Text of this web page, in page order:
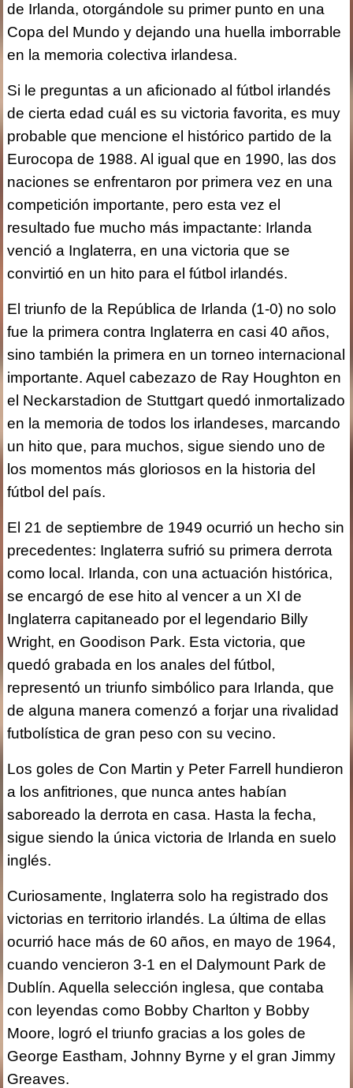
de Irlanda, otorgándole su primer punto en una
Copa del Mundo y dejando una huella imborrable
en la memoria colectiva irlandesa.
Si le preguntas a un aficionado al fútbol irlandés
de cierta edad cuál es su victoria favorita, es muy
probable que mencione el histórico partido de la
Eurocopa de 1988. Al igual que en 1990, las dos
naciones se enfrentaron por primera vez en una
competición importante, pero esta vez el
resultado fue mucho más impactante: Irlanda
venció a Inglaterra, en una victoria que se
convirtió en un hito para el fútbol irlandés.
El triunfo de la República de Irlanda (1-0) no solo
fue la primera contra Inglaterra en casi 40 años,
sino también la primera en un torneo internacional
importante. Aquel cabezazo de Ray Houghton en
el Neckarstadion de Stuttgart quedó inmortalizado
en la memoria de todos los irlandeses, marcando
un hito que, para muchos, sigue siendo uno de
los momentos más gloriosos en la historia del
fútbol del país.
El 21 de septiembre de 1949 ocurrió un hecho sin
precedentes: Inglaterra sufrió su primera derrota
como local. Irlanda, con una actuación histórica,
se encargó de ese hito al vencer a un XI de
Inglaterra capitaneado por el legendario Billy
Wright, en Goodison Park. Esta victoria, que
quedó grabada en los anales del fútbol,
representó un triunfo simbólico para Irlanda, que
de alguna manera comenzó a forjar una rivalidad
futbolística de gran peso con su vecino.
Los goles de Con Martin y Peter Farrell hundieron
a los anfitriones, que nunca antes habían
saboreado la derrota en casa. Hasta la fecha,
sigue siendo la única victoria de Irlanda en suelo
inglés.
Curiosamente, Inglaterra solo ha registrado dos
victorias en territorio irlandés. La última de ellas
ocurrió hace más de 60 años, en mayo de 1964,
cuando vencieron 3-1 en el Dalymount Park de
Dublín. Aquella selección inglesa, que contaba
con leyendas como Bobby Charlton y Bobby
Moore, logró el triunfo gracias a los goles de
George Eastham, Johnny Byrne y el gran Jimmy
Greaves.